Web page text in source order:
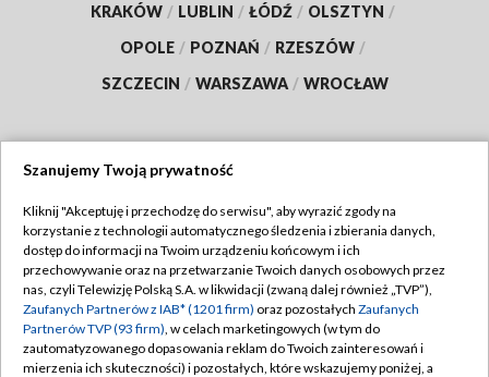
KRAKÓW / LUBLIN / ŁÓDŹ / OLSZTYN /
OPOLE / POZNAŃ / RZESZÓW /
SZCZECIN / WARSZAWA / WROCŁAW
TVP
Abonament TVP
Emisja w TVP
Centrum informacji TVP
Regulamin TVP
Polityka prywatności
Moje zgody
Szanujemy Twoją prywatność
Kliknij "Akceptuję i przechodzę do serwisu", aby wyrazić zgody na
korzystanie z technologii automatycznego śledzenia i zbierania danych,
dostęp do informacji na Twoim urządzeniu końcowym i ich
przechowywanie oraz na przetwarzanie Twoich danych osobowych przez
nas, czyli Telewizję Polską S.A. w likwidacji (zwaną dalej również „TVP”),
Zaufanych Partnerów z IAB* (1201 firm) oraz pozostałych Zaufanych
Partnerów TVP (93 firm), w celach marketingowych (w tym do
zautomatyzowanego dopasowania reklam do Twoich zainteresowań i
mierzenia ich skuteczności) i pozostałych, które wskazujemy poniżej, a